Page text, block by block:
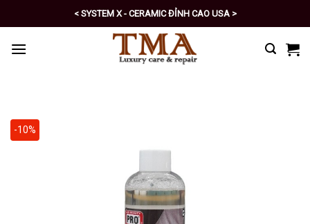
to
content
< SYSTEM X - CERAMIC ĐỈNH CAO USA >
< PRO - TỰ CHĂM SÓC XE SỐ 1 >
-10%